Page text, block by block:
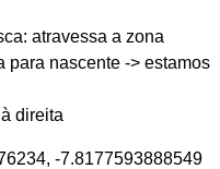
atravessa a zona
para nascente -> estamos
direita
-7.8177593888549